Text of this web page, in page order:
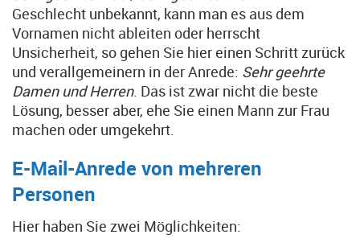
Geschlecht unbekannt, kann man es aus dem
Vornamen nicht ableiten oder herrscht
Unsicherheit, so gehen Sie hier einen Schritt zurück
und verallgemeinern in der Anrede: Sehr geehrte
Damen und Herren. Das ist zwar nicht die beste
Lösung, besser aber, ehe Sie einen Mann zur Frau
machen oder umgekehrt.
E-Mail-Anrede von mehreren
Personen
Hier haben Sie zwei Möglichkeiten: